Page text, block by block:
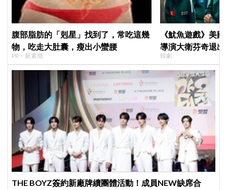
腹部脂肪的「剋星」找到了，常吃這幾
物，吃走大肚囊，瘦出小蠻腰
PR・新素簡
《魷魚遊戲》美
導演大衛芬奇退
聞也破局
韓劇
THE BOYZ簽約新廠牌續團體活動！成員NEW缺席合